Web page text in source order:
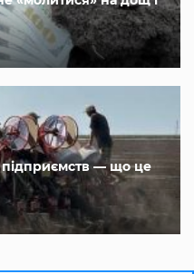
підприємств — що це